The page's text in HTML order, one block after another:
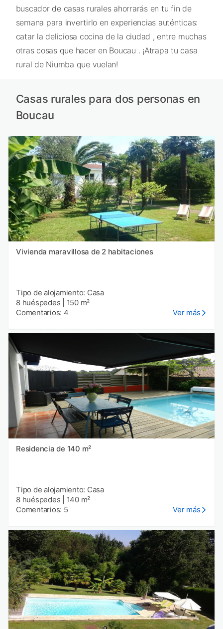
buscador de casas rurales ahorrarás en tu fin de
semana para invertirlo en experiencias auténticas:
catar la deliciosa cocina de la ciudad , entre muchas
otras cosas que hacer en Boucau . ¡Atrapa tu casa
rural de Niumba que vuelan!
Casas rurales para dos personas en
Boucau
Vivienda maravillosa de 2 habitaciones
Tipo de alojamiento: Casa
8 huéspedes
150 m²
Comentarios: 4
Ver más
Residencia de 140 m²
Tipo de alojamiento: Casa
8 huéspedes
140 m²
Comentarios: 5
Ver más